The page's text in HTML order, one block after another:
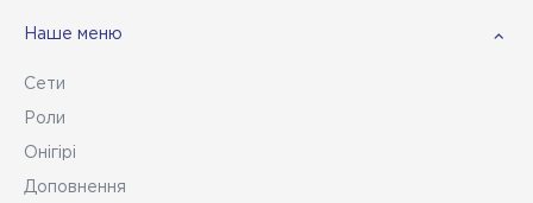
Наше меню
Сети
Роли
Онігірі
Доповнення